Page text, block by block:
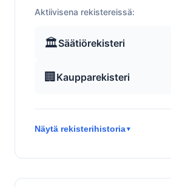
Aktiivisena rekistereissä:
🏛️Säätiörekisteri
🏢 Kaupparekisteri
Näytä rekisterihistoria▼